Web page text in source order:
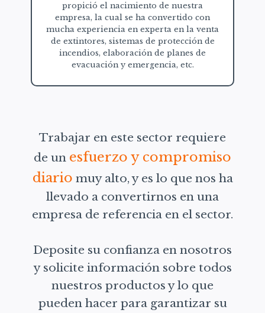
propició el nacimiento de nuestra
empresa, la cual se ha convertido con
mucha experiencia en experta en la venta
de extintores, sistemas de protección de
incendios, elaboración de planes de
evacuación y emergencia, etc.
Trabajar en este sector requiere
de un esfuerzo y compromiso
diario muy alto, y es lo que nos ha
llevado a convertirnos en una
empresa de referencia en el sector.
Deposite su confianza en nosotros
y solicite información sobre todos
nuestros productos y lo que
pueden hacer para garantizar su